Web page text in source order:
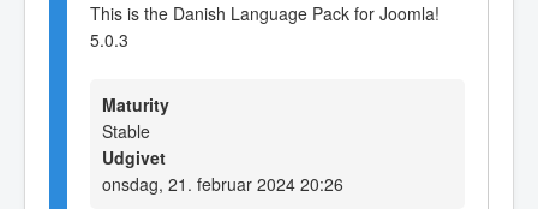
This is the Danish Language Pack for Joomla!
5.0.3
Maturity
Stable
Udgivet
onsdag, 21. februar 2024 20:26